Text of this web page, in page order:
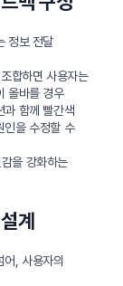
정보 전달
합하면 사용자는
올바를 경우
과 함께 빨간색
인을 수정할 수
을 강화하는
계
, 사용자의